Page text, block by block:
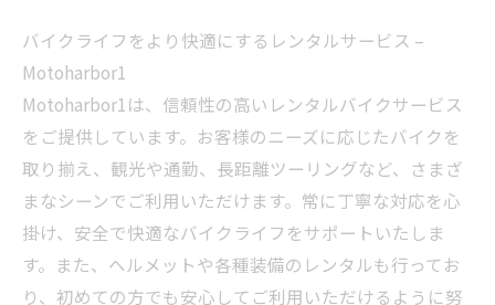
バイクライフをより快適にするレンタルサービス –
Motoharbor1
Motoharbor1は、信頼性の高いレンタルバイクサービス
をご提供しています。お客様のニーズに応じたバイクを
取り揃え、観光や通勤、長距離ツーリングなど、さまざ
まなシーンでご利用いただけます。常に丁寧な対応を心
掛け、安全で快適なバイクライフをサポートいたしま
す。また、ヘルメットや各種装備のレンタルも行ってお
り、初めての方でも安心してご利用いただけるように努